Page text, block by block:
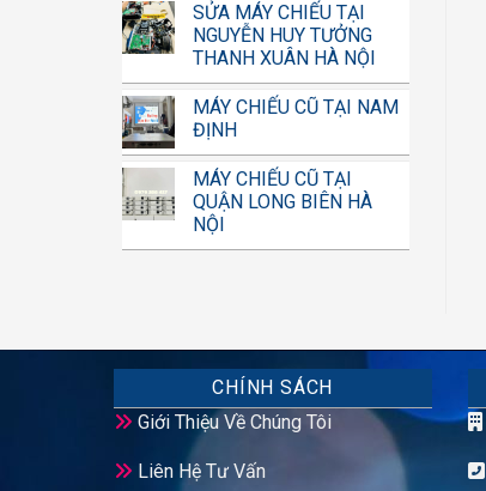
SỬA MÁY CHIẾU TẠI
NGUYỄN HUY TƯỞNG
THANH XUÂN HÀ NỘI
MÁY CHIẾU CŨ TẠI NAM
ĐỊNH
MÁY CHIẾU CŨ TẠI
QUẬN LONG BIÊN HÀ
NỘI
CHÍNH SÁCH
Giới Thiệu Về Chúng Tôi
Liên Hệ Tư Vấn